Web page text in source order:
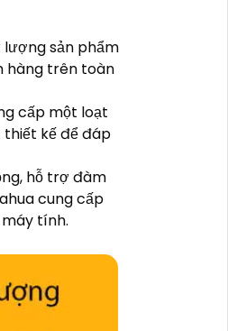
sản phẩm
hàng trên toàn
cấp một loạt
thiết kế để đáp
hỗ trợ đàm
cung cấp
tính.